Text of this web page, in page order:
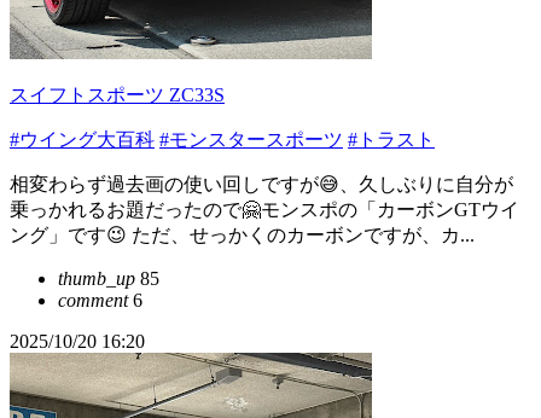
スイフトスポーツ ZC33S
#ウイング大百科 #モンスタースポーツ #トラスト
相変わらず過去画の使い回しですが😅、久しぶりに自分が
乗っかれるお題だったので🤗モンスポの「カーボンGTウイ
ング」です😉 ただ、せっかくのカーボンですが、カ...
thumb_up 85
comment6
2025/10/20 16:20